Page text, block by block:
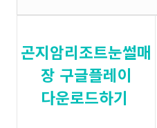
곤지암리조트눈썰매
장 구글플레이
다운로드하기